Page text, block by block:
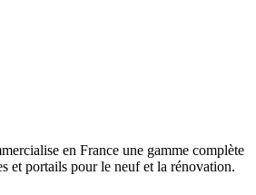
en France une gamme complète
et portails pour le neuf et la rénovation.